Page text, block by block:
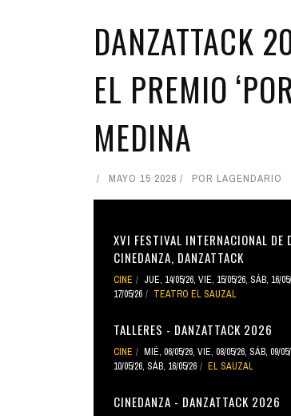
DANZATTACK
EL PREMIO
MEDINA
MAYO 15 2026 POR LAGENDARIO
XVI FESTIVAL INTERNACIONAL DE
CINEDANZA, DANZATTACK
CINE JUE, 14/05/26, VIE, 15/05/26, SÁB, 16/
17/05/26
TEATRO EL SAUZAL
TALLERES - DANZATTACK 2026
CINE MIÉ, 06/05/26, VIE, 08/05/26, SÁB, 09/
10/05/26, SÁB, 16/05/26 EL SAUZAL
CINEDANZA - DANZATTACK 2026